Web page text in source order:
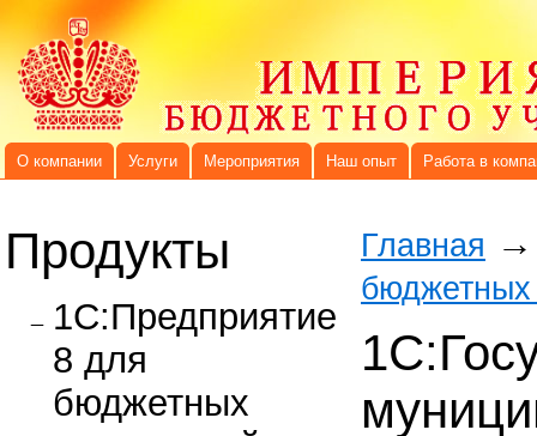
О компании Услуги Мероприятия Наш опыт Работа в
Продукты
1C:Предприятие
8 для
бюджетных
Главная →